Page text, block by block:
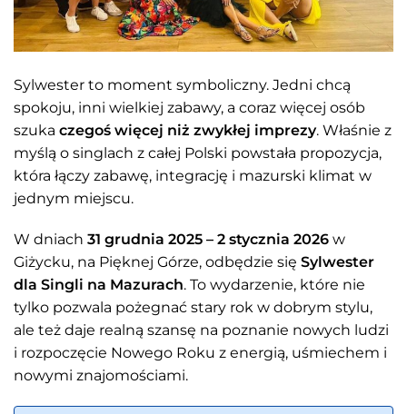
Sylwester to moment symboliczny. Jedni chcą
spokoju, inni wielkiej zabawy, a coraz więcej osób
szuka czegoś więcej niż zwykłej imprezy. Właśnie z
myślą o singlach z całej Polski powstała propozycja,
która łączy zabawę, integrację i mazurski klimat w
jednym miejscu.
W dniach 31 grudnia 2025 – 2 stycznia 2026 w
Giżycku, na Pięknej Górze, odbędzie się Sylwester
dla Singli na Mazurach. To wydarzenie, które nie
tylko pozwala pożegnać stary rok w dobrym stylu,
ale też daje realną szansę na poznanie nowych ludzi
i rozpoczęcie Nowego Roku z energią, uśmiechem i
nowymi znajomościami.